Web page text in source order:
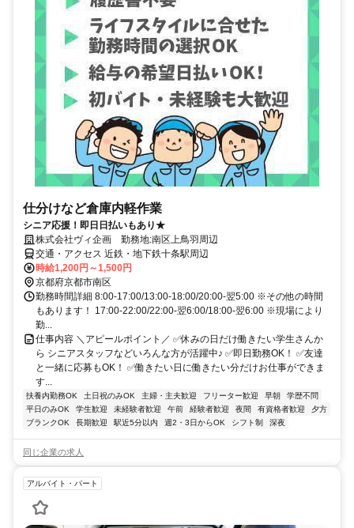
仕分けなど倉庫内軽作業
シニア応援！即日日払いもあり★
株式会社ヴィ企画 勤務地:南区上鳥羽周辺
交通・アクセス 近鉄・地下鉄十条駅周辺
時給1,200円～1,500円
京都府京都市南区
勤務時間詳細 8:00-17:00/13:00-18:00/20:00-翌5:00 ※その他の時間
もあります！ 17:00-22:00/22:00-翌6:00/18:00-翌6:00 ※現場により
勤...
仕事内容 ＼アピールポイント／ ✅休みの日だけ働きたい学生さんか
ら シニアスタッフなどいろんな方が活躍中♪ ✅即日勤務OK！ ✅友達
と一緒に応募もOK！ ✅働きたい日に働きたい分だけお仕事ができま
す...
扶養内勤務OK 土日祝のみOK 主婦・主夫歓迎 フリーター歓迎 早朝
学歴不問
平日のみOK
学生歓迎 未経験者歓迎 午前 経験者歓迎 夜間 有資格者歓迎
夕方
ブランクOK
長期歓迎 駅近5分以内 週2・3日からOK シフト制 深夜
同じ企業の求人
アルバイト・パート